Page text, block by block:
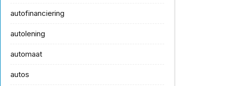
autofinanciering
autolening
automaat
autos